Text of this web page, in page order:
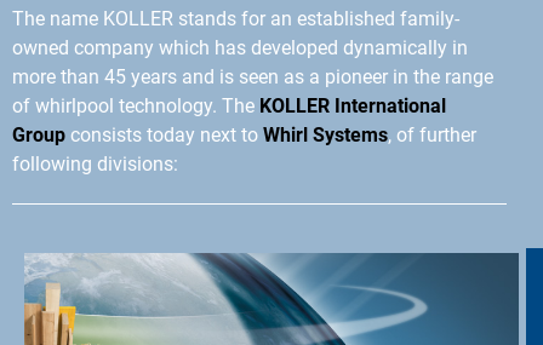
The name KOLLER stands for an established family-
owned company which has developed dynamically in
more than 45 years and is seen as a pioneer in the range
of whirlpool technology. The KOLLER International
Group consists today next to Whirl Systems, of further
following divisions: